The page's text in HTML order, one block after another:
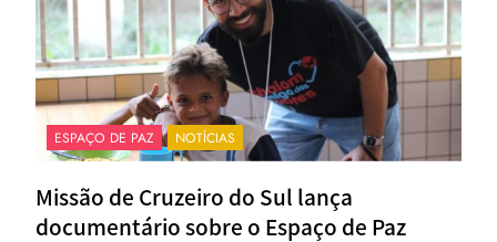
ESPAÇO DE PAZ NOTÍCIAS
Missão de Cruzeiro do Sul lança
documentário sobre o Espaço de Paz